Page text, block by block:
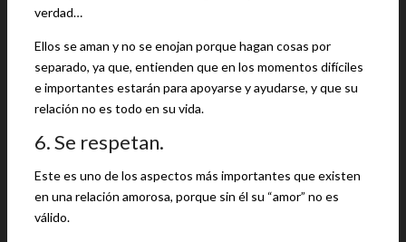
verdad…
Ellos se aman y no se enojan porque hagan cosas por
separado, ya que, entienden que en los momentos difíciles
e importantes estarán para apoyarse y ayudarse, y que su
relación no es todo en su vida.
6. Se respetan.
Este es uno de los aspectos más importantes que existen
en una relación amorosa, porque sin él su “amor” no es
válido.